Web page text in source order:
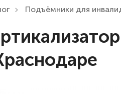
для детей
средства
для взрослых
Подъёмники для